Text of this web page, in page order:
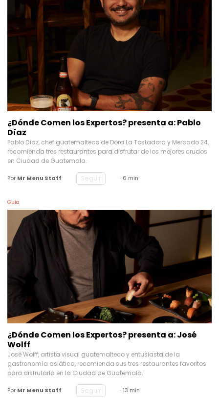
¿Dónde Comen los Expertos? presenta a: Pablo
Díaz
Pablo Díaz, chef guatemalteco de Dora La Tostadora y Mercado 24,
recomienda tres restaurantes para disfrutar de los mejores crudos
en Ciudad de Guatemala.
Por Mr Menu Staff Seguir · 6 min
Guía
¿Dónde Comen los Expertos? presenta a: José
Wolff
José Wolff, artista visual guatemalteco y entusiasta de la
gastronomía asiática, recomienda sus tres restaurantes favoritos
para disfrutarla en la Ciudad de Guatemala.
Por Mr Menu Staff Seguir · 13 min